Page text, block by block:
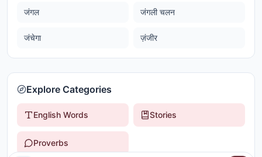
जंगल जंगली चलन
जंचेगा ज़ंजीर
Explore Categories
English Words Stories
Proverbs